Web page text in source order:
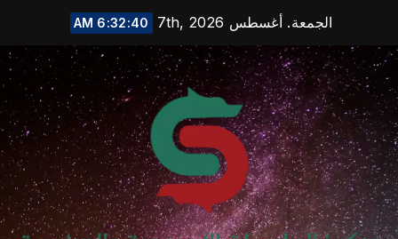
content
الجمعة. أغسطس 7th, 2026 6:32:40 AM